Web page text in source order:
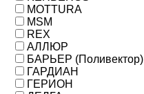
MOTTURA
MSM
REX
АЛЛЮР
БАРЬЕР (Поливектор)
ГАРДИАН
ГЕРИОН